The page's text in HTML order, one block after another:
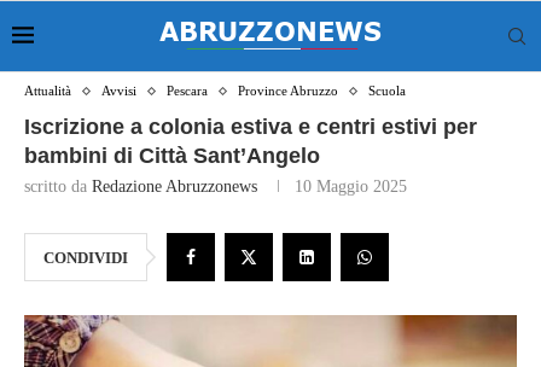
Attualità Avvisi Pescara Province Abruzzo Scuola
Iscrizione a colonia estiva e centri estivi per
bambini di Città Sant’Angelo
scritto da Redazione Abruzzonews 10 Maggio 2025
CONDIVIDI